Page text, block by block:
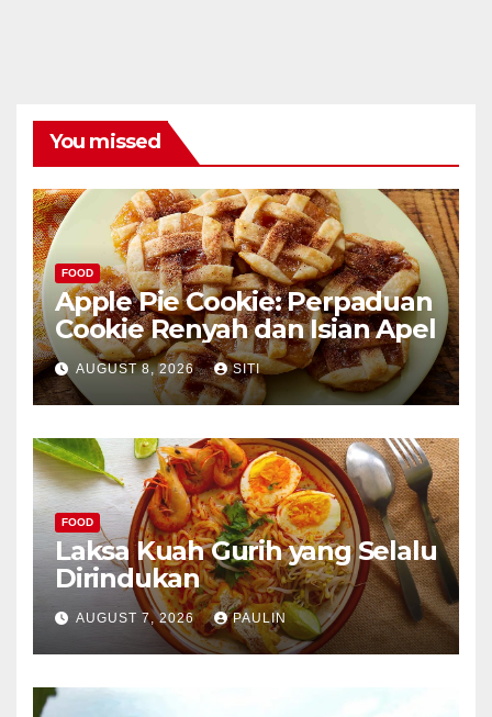
You missed
FOOD
Apple Pie Cookie: Perpaduan
Cookie Renyah dan Isian Apel
AUGUST 8, 2026 SITI
FOOD
Laksa Kuah Gurih yang Selalu
Dirindukan
AUGUST 7, 2026 PAULIN